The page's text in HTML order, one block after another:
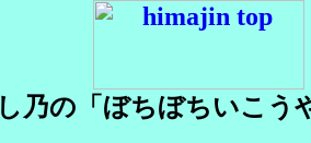
し乃の「ぼちぼちいこう